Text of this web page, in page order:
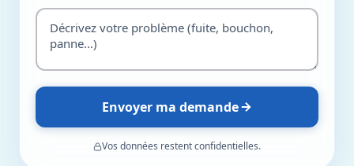
Envoyer ma demande
Vos données restent confidentielles.